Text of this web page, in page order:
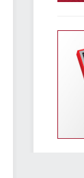
2019/01/
Улсын
УИХ-ын